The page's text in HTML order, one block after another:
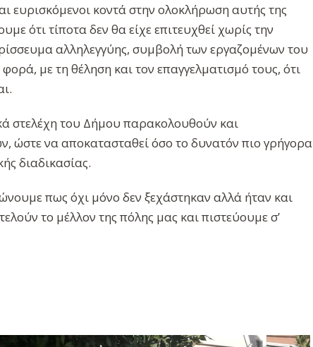
κοντά στην ολοκλήρωση αυτής της
ότι τίποτα δεν θα είχε επιτευχθεί χωρίς την
αλληλεγγύης, συμβολή των εργαζομένων του
με τη θέληση και τον επαγγελματισμό τους, ότι
στελέχη του Δήμου παρακολουθούν και
ώστε να αποκατασταθεί όσο το δυνατόν πιο γρήγορα
διαδικασίας.
πως όχι μόνο δεν ξεχάστηκαν αλλά ήταν και
το μέλλον της πόλης μας και πιστεύουμε σ’